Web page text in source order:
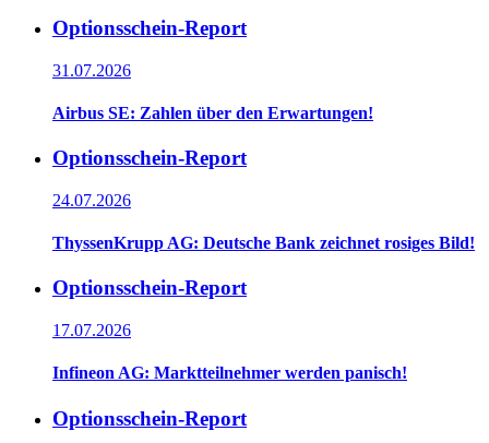
Optionsschein-Report
31.07.2026
Airbus SE: Zahlen über den Erwartungen!
Optionsschein-Report
24.07.2026
ThyssenKrupp AG: Deutsche Bank zeichnet rosiges Bild!
Optionsschein-Report
17.07.2026
Infineon AG: Marktteilnehmer werden panisch!
Optionsschein-Report